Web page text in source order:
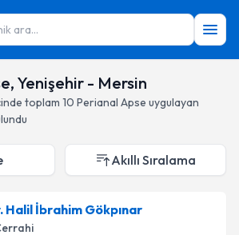
ara...
Yenişehir - Mersin
toplam 10 Perianal Apse uygulayan
Akıllı Sıralama
Halil İbrahim Gökpınar